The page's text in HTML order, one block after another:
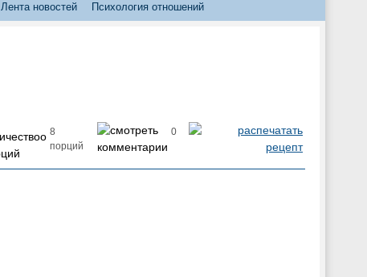
Лента новостей Психология отношений
8
порций
0